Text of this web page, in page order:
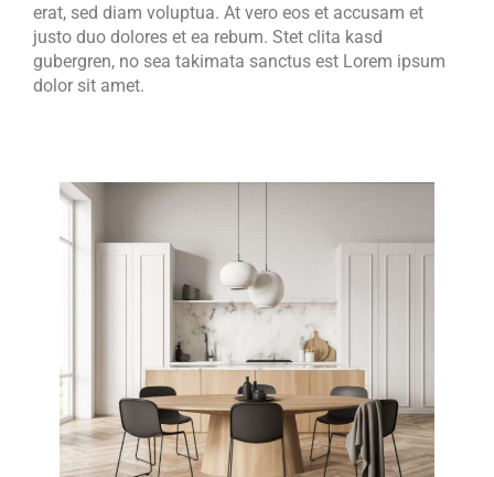
erat, sed diam voluptua. At vero eos et accusam et
justo duo dolores et ea rebum. Stet clita kasd
gubergren, no sea takimata sanctus est Lorem ipsum
dolor sit amet.